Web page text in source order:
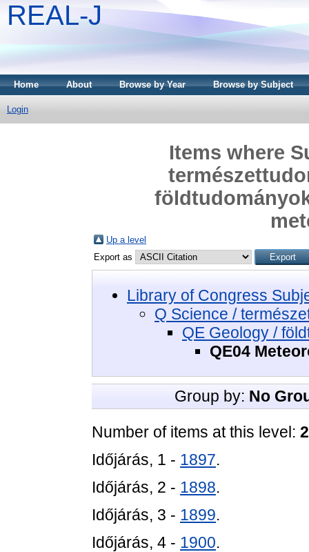
REAL-J
Home About Browse by Year Browse by Subject
Login
Items where
Up a level
Export as
Library of Congress
Q Science /
QE Geology /
QE04
Group by: No
Number of items at this level:
Időjárás, 1 - 1897.
Időjárás, 2 - 1898.
Időjárás, 3 - 1899.
Időjárás, 4 - 1900.